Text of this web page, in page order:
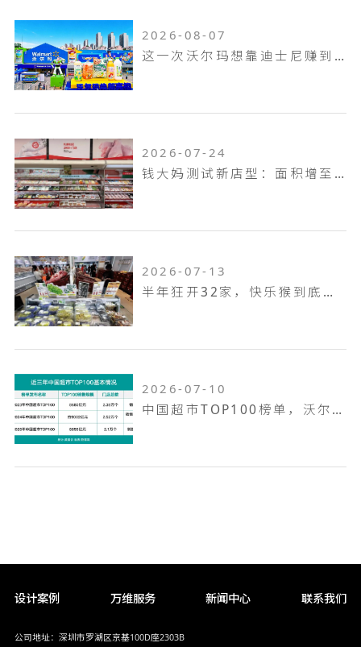
2026-08-07
这一次沃尔玛想靠迪士尼赚到山姆赚不到的钱！
2026-07-24
钱大妈测试新店型：面积增至100平米，扩充熟食烘焙品类，放大自有品牌
2026-07-13
半年狂开32家，快乐猴到底是家什么样的门店
2026-07-10
中国超市TOP100榜单，沃尔玛何以越跑越远
设计案例 万维服务 新闻中心 联系我们
公司地址：深圳市罗湖区京基100D座2303B